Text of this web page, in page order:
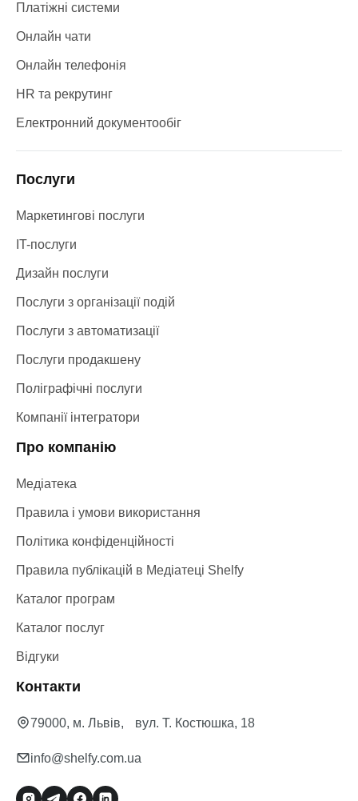
Платіжні системи
Онлайн чати
Онлайн телефонія
HR та рекрутинг
Електронний документообіг
Послуги
Маркетингові послуги
IT-послуги
Дизайн послуги
Послуги з організації подій
Послуги з автоматизації
Послуги продакшену
Поліграфічні послуги
Компанії інтегратори
Про компанію
Медіатека
Правила і умови використання
Політика конфіденційності
Правила публікацій в Медіатеці Shelfy
Каталог програм
Каталог послуг
Відгуки
Контакти
79000, м. Львів, вул. Т. Костюшка, 18
info@shelfy.com.ua